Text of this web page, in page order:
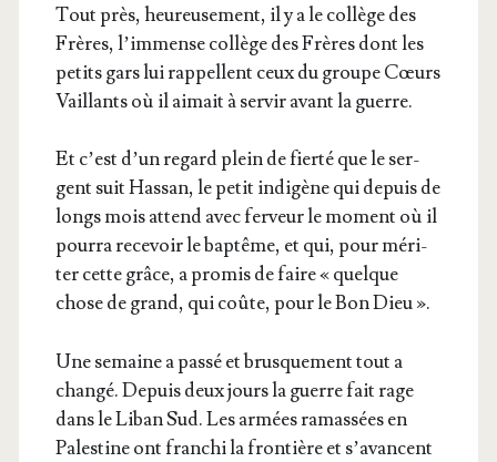
Tout près, heu­reu­se­ment, il y a le col­lège des
Frères, l’im­mense col­lège des Frères dont les
petits gars lui rap­pellent ceux du groupe Cœurs
Vaillants où il aimait à ser­vir avant la guerre.
Et c’est d’un regard plein de fier­té que le ser­
gent suit Has­san, le petit indi­gène qui depuis de
longs mois attend avec fer­veur le moment où il
pour­ra rece­voir le bap­tême, et qui, pour méri­
ter cette grâce, a pro­mis de faire « quelque
chose de grand, qui coûte, pour le Bon Dieu ».
Une semaine a pas­sé et brus­que­ment tout a
chan­gé. Depuis deux jours la guerre fait rage
dans le Liban Sud. Les armées ramas­sées en
Pales­tine ont fran­chi la fron­tière et s’a­vancent